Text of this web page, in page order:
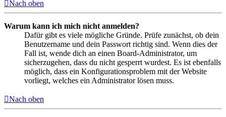
Nach oben
Warum kann ich mich nicht anmelden?
Dafür gibt es viele mögliche Gründe. Prüfe zunächst, ob dein
Benutzername und dein Passwort richtig sind. Wenn dies der
Fall ist, wende dich an einen Board-Administrator, um
sicherzugehen, dass du nicht gesperrt wurdest. Es ist ebenfalls
möglich, dass ein Konfigurationsproblem mit der Website
vorliegt, welches ein Administrator lösen muss.
Nach oben